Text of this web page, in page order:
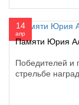
14
апр
Памяти Юрия
Победителей и
стрельбе